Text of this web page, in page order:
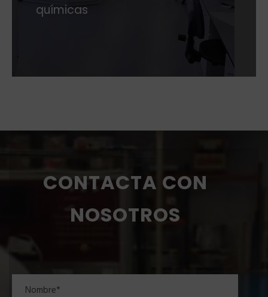
químicas
CONTACTA CON
NOSOTROS